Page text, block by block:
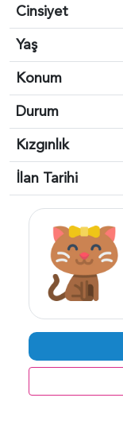
Cinsiyet
Yaş
Konum
Durum
Kızgınlık
İlan Tarihi